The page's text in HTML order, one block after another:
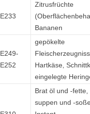
E233
Zitrusfrüchte
Bananen
E249-
E252
gepökelte
Hartkäse,
eingelegte
Brat öl und -fette,
suppen und -